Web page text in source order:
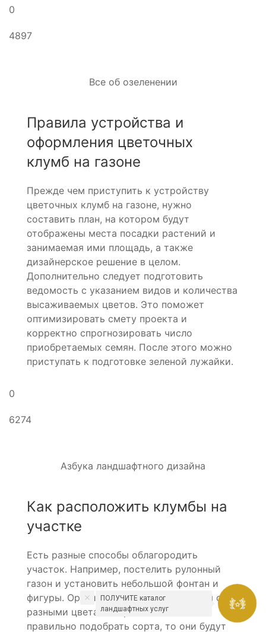
0
4897
Все об озеленении
Правила устройства и
оформления цветочных
клумб на газоне
Прежде чем приступить к устройству
цветочных клумб на газоне, нужно
составить план, на котором будут
отображены места посадки растений и
занимаемая ими площадь, а также
дизайнерское решение в целом.
Дополнительно следует подготовить
ведомость с указанием видов и количества
высаживаемых цветов. Это поможет
оптимизировать смету проекта и
корректно спрогнозировать число
приобретаемых семян. После этого можно
приступать к подготовке зеленой лужайки.
0
6274
Азбука ландшафтного дизайна
Как расположить клумбы на
участке
Есть разные способы облагородить
участок. Например, постелить рулонный
газон и установить небольшой фонтан и
фигуры. Оригинально выглядят клумбы с
разными цветами и растениями. Если
правильно подобрать сорта, то они будут
ПОЛУЧИТЕ каталог
ландшафтных услуг